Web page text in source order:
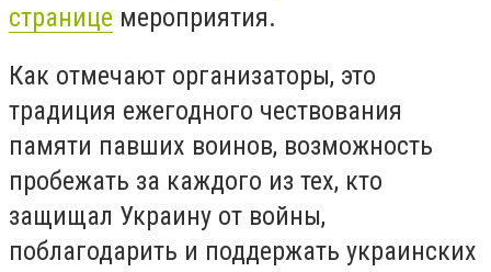
странице мероприятия.
Как отмечают организаторы, это
традиция ежегодного чествования
памяти павших воинов, возможность
пробежать за каждого из тех, кто
защищал Украину от войны,
поблагодарить и поддержать украинских